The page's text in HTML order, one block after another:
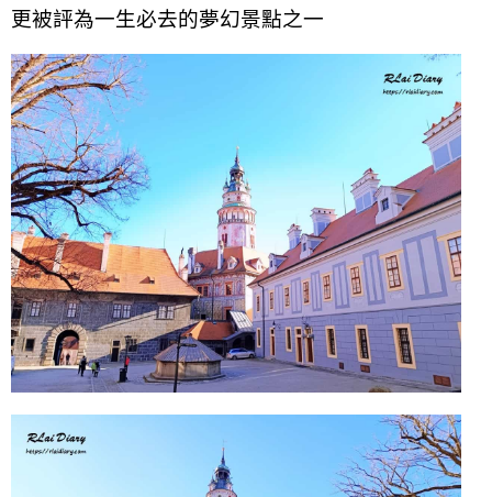
更被評為一生必去的夢幻景點之一